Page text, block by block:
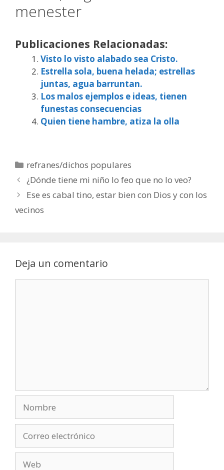
menester
Publicaciones Relacionadas:
Visto lo visto alabado sea Cristo.
Estrella sola, buena helada; estrellas
juntas, agua barruntan.
Los malos ejemplos e ideas, tienen
funestas consecuencias
Quien tiene hambre, atiza la olla
Categorías
refranes/dichos populares
¿Dónde tiene mi niño lo feo que no lo veo?
Ese es cabal tino, estar bien con Dios y con los
vecinos
Deja un comentario
electrónico